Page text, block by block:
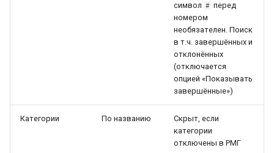
символ # перед
номером
необязателен. Поиск
в т.ч. завершённых и
отклонённых
(отключается
опцией «Показывать
завершённые»)
Категории По названию
Скрыт, если
категории
отключены в РМГ